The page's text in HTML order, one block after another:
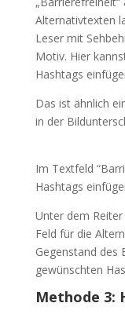
Alternativtexten
Leser mit
Motiv. Hier
Hashtags
Das ist ähnlich
in der
Im Textfeld
Hashtags
Unter dem
Feld für die
Gegenstand des
gewünschten
Methode 3: